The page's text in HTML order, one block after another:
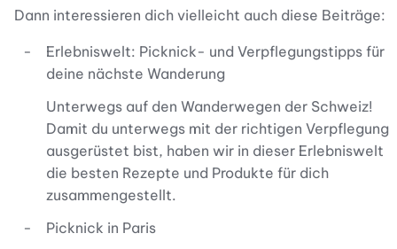
Dann interessieren dich vielleicht auch diese Beiträge:
Erlebniswelt: Picknick- und Verpflegungstipps für
deine nächste Wanderung
Unterwegs auf den Wanderwegen der Schweiz!
Damit du unterwegs mit der richtigen Verpflegung
ausgerüstet bist, haben wir in dieser Erlebniswelt
die besten Rezepte und Produkte für dich
zusammengestellt.
Picknick in Paris